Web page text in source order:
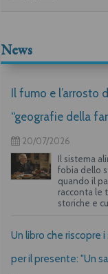
News
Il fumo e l’arrosto
“geografie della
20/07/2026
Il sistema
fobia dello
quando il
racconta le
storiche e
Un libro che riscopre
per il presente: "Un